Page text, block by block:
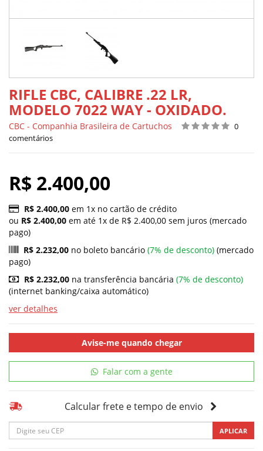
RIFLE CBC, CALIBRE .22 LR,
MODELO 7022 WAY - OXIDADO.
CBC - Companhia Brasileira de Cartuchos
0
comentários
R$ 2.400,00
R$ 2.400,00 em 1x no cartão de crédito
ou R$ 2.400,00 em até 1x de R$ 2.400,00 sem juros (mercado
pago)
R$ 2.232,00 no boleto bancário (7% de desconto) (mercado
pago)
R$ 2.232,00 na transferência bancária (7% de desconto)
(internet banking/caixa automático)
ver detalhes
Avise-me quando chegar
Falar com a gente
Calcular frete e tempo de envio
APLICAR